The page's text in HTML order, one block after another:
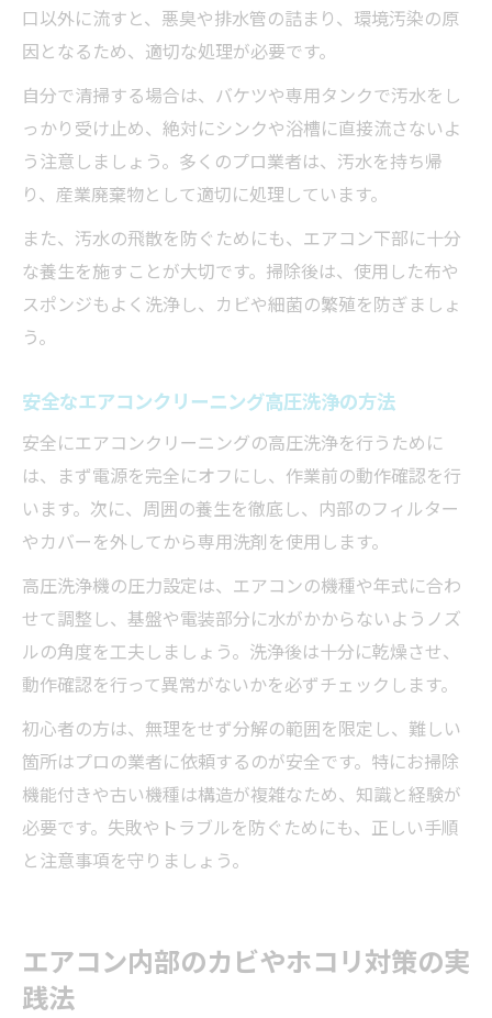
口以外に流すと、悪臭や排水管の詰まり、環境汚染の原
因となるため、適切な処理が必要です。
自分で清掃する場合は、バケツや専用タンクで汚水をし
っかり受け止め、絶対にシンクや浴槽に直接流さないよ
う注意しましょう。多くのプロ業者は、汚水を持ち帰
り、産業廃棄物として適切に処理しています。
また、汚水の飛散を防ぐためにも、エアコン下部に十分
な養生を施すことが大切です。掃除後は、使用した布や
スポンジもよく洗浄し、カビや細菌の繁殖を防ぎましょ
う。
安全なエアコンクリーニング高圧洗浄の方法
安全にエアコンクリーニングの高圧洗浄を行うために
は、まず電源を完全にオフにし、作業前の動作確認を行
います。次に、周囲の養生を徹底し、内部のフィルター
やカバーを外してから専用洗剤を使用します。
高圧洗浄機の圧力設定は、エアコンの機種や年式に合わ
せて調整し、基盤や電装部分に水がかからないようノズ
ルの角度を工夫しましょう。洗浄後は十分に乾燥させ、
動作確認を行って異常がないかを必ずチェックします。
初心者の方は、無理をせず分解の範囲を限定し、難しい
箇所はプロの業者に依頼するのが安全です。特にお掃除
機能付きや古い機種は構造が複雑なため、知識と経験が
必要です。失敗やトラブルを防ぐためにも、正しい手順
と注意事項を守りましょう。
エアコン内部のカビやホコリ対策の実
践法